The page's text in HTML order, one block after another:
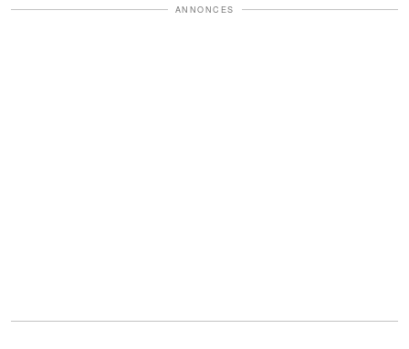
ANNONCES